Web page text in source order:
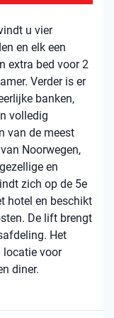
u vier
en elk een
​​extra bed voor 2
Verder is er
banken,
volledig
van de meest
Noorwegen,
en
zich op de 5e
hotel en beschikt
De lift brengt
Het
locatie voor
diner.